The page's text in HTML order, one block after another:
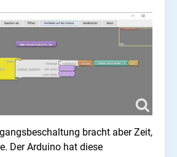
bracht aber Zeit,
Der Arduino hat diese